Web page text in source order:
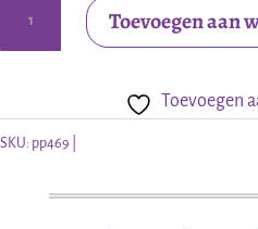
Senses
fail
Toevoegen aan
Toevoegen
SKU: pp469